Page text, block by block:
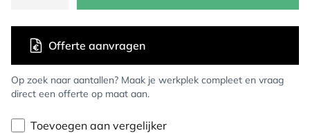
Op zoek naar aantallen? Maak je werkplek compleet en vraag
direct een offerte op maat aan.
Offerte aanvragen
Toevoegen aan vergelijker